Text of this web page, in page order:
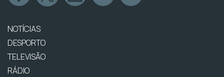
NOTÍCIAS
DESPORTO
TELEVISÃO
RÁDIO